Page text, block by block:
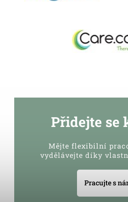
Přidejte se
Mějte flexibilní
vydělávejte díky
Pracujte s